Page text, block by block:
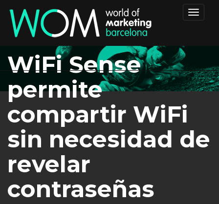
Toggle
WiFi Sense
permite
compartir WiFi
sin necesidad de
revelar
contraseñas